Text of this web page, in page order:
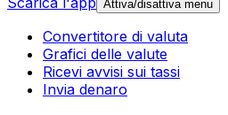
Attiva/disattiva menu
Convertitore di valuta
Grafici delle valute
Ricevi avvisi sui tassi
Invia denaro